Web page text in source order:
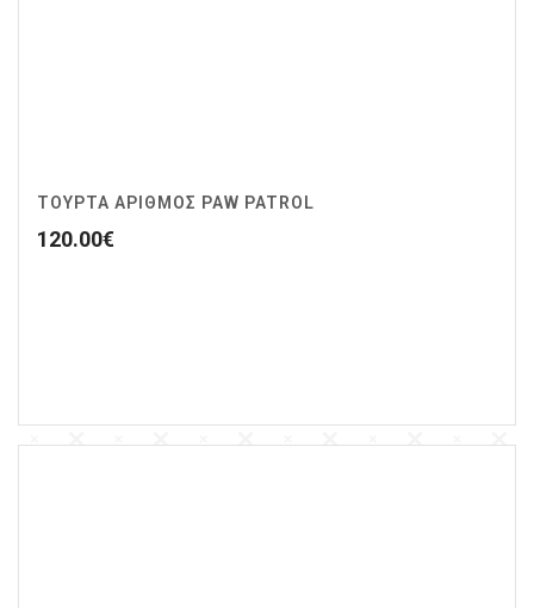
ΤΟΥΡΤΑ ΑΡΙΘΜΟΣ PAW PATROL
120.00€